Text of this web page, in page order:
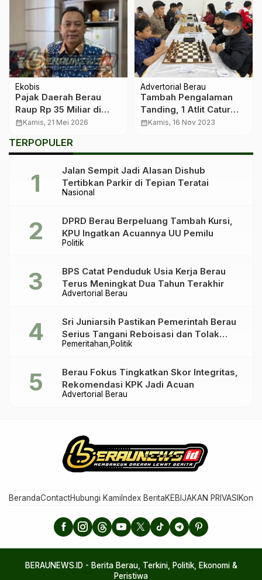
Ekobis
Pajak Daerah Berau
Raup Rp 35 Miliar di
Kuartal Pertama, Kinerja
Bapenda
calendar_monthKamis, 21 Mei 2026
Advertorial Berau
Tambah Pengalaman
Tanding, 1 Atlit Catur
Junior Bartanding di
calendar_monthKamis, 16 Nov 2023
TERPOPULER
Nasional
Jalan Sempit Jadi Alasan Dishub
Tertibkan Parkir di Tepian Teratai
Politik
DPRD Berau Berpeluang Tambah Kursi,
KPU Ingatkan Acuannya UU Pemilu
Advertorial Berau
BPS Catat Penduduk Usia Kerja Berau
Terus Meningkat Dua Tahun Terakhir
Pemeritahan Politik
Sri Juniarsih Pastikan Pemerintah Berau
Serius Tangani Reboisasi dan Tolak
Praktik Ilegal
Advertorial Berau
Berau Fokus Tingkatkan Skor Integritas,
Rekomendasi KPK Jadi Acuan
BerandaContactHubungi Kami Index BeritaKEBIJAKAN PRIVASI
BERAUNEWS.ID - Berita Berau, Terkini, Politik, Ekonomi &
Peristiwa